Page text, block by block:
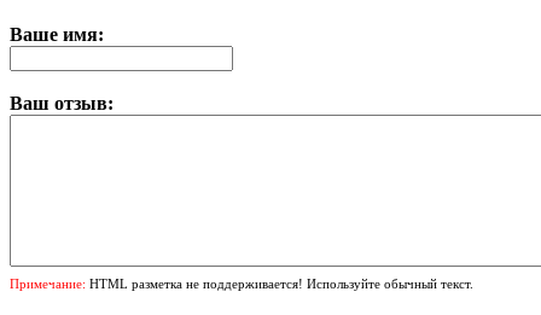
Ваше имя:
Ваш отзыв:
Примечание: HTML разметка не поддерживается! Используйте обычный текст.